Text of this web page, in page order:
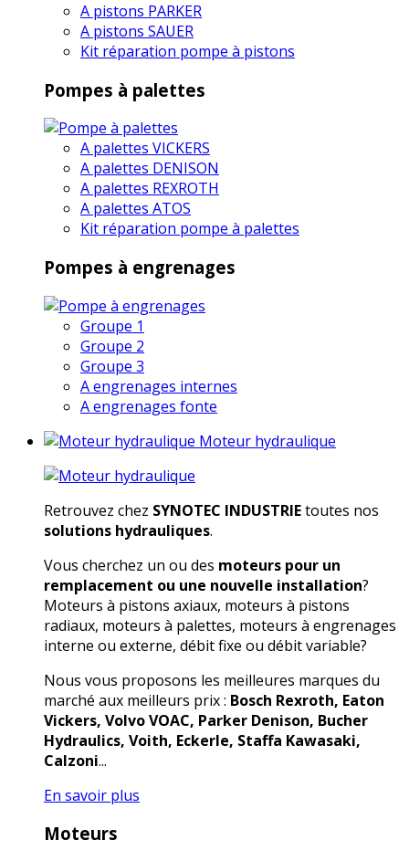
A pistons PARKER
A pistons SAUER
Kit réparation pompe à pistons
Pompes à palettes
A palettes VICKERS
A palettes DENISON
A palettes REXROTH
A palettes ATOS
Kit réparation pompe à palettes
Pompes à engrenages
Groupe 1
Groupe 2
Groupe 3
A engrenages internes
A engrenages fonte
Moteur hydraulique
Retrouvez chez SYNOTEC INDUSTRIEtoutes nos
solutions hydrauliques.
Vous cherchez un ou des moteurs pour un
remplacement ou une nouvelle installation?
Moteurs à pistons axiaux, moteurs à pistons
radiaux, moteurs à palettes, moteurs à engrenages
interne ou externe, débit fixe ou débit variable?
Nous vous proposons les meilleures marques du
marché aux meilleurs prix : Bosch Rexroth, Eaton
Vickers, Volvo VOAC, Parker Denison, Bucher
Hydraulics, Voith, Eckerle, Staffa Kawasaki,
Calzoni...
En savoir plus
Moteurs